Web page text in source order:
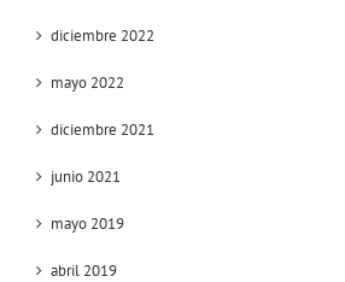
diciembre 2022
mayo 2022
diciembre 2021
junio 2021
mayo 2019
abril 2019